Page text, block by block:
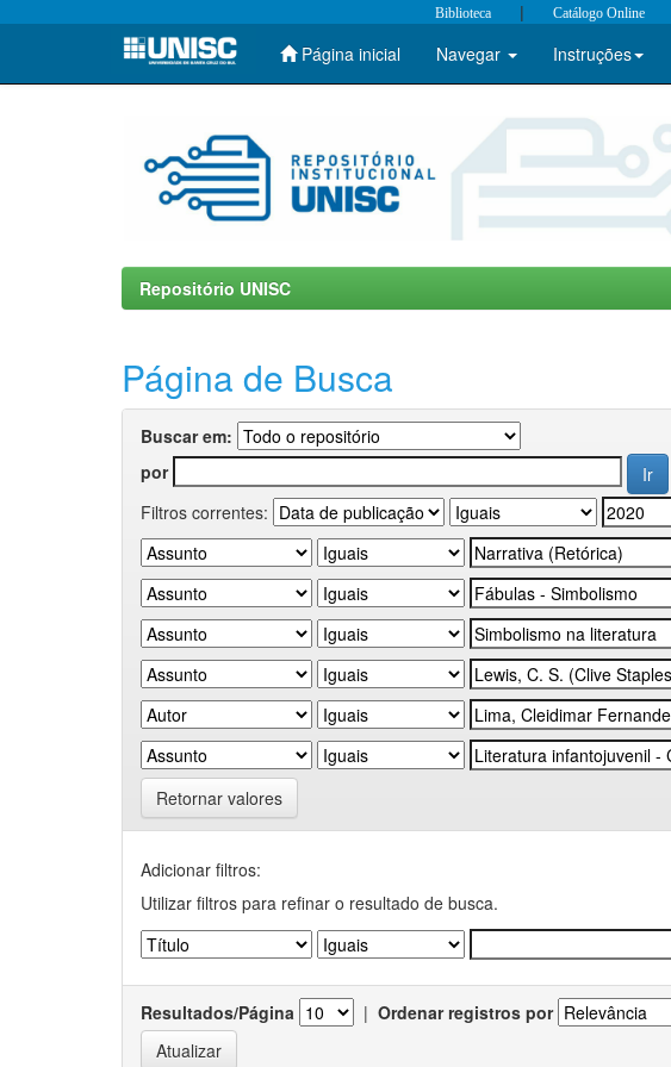
Skip
Biblioteca | Catálogo Online
Página inicial Navegar Instruções
Repositório UNISC
Página de Busca
Buscar em:
por
Filtros correntes:
Retornar valores
Adicionar filtros:
Utilizar filtros para refinar o resultado de busca.
Resultados/Página | Ordenar registros por